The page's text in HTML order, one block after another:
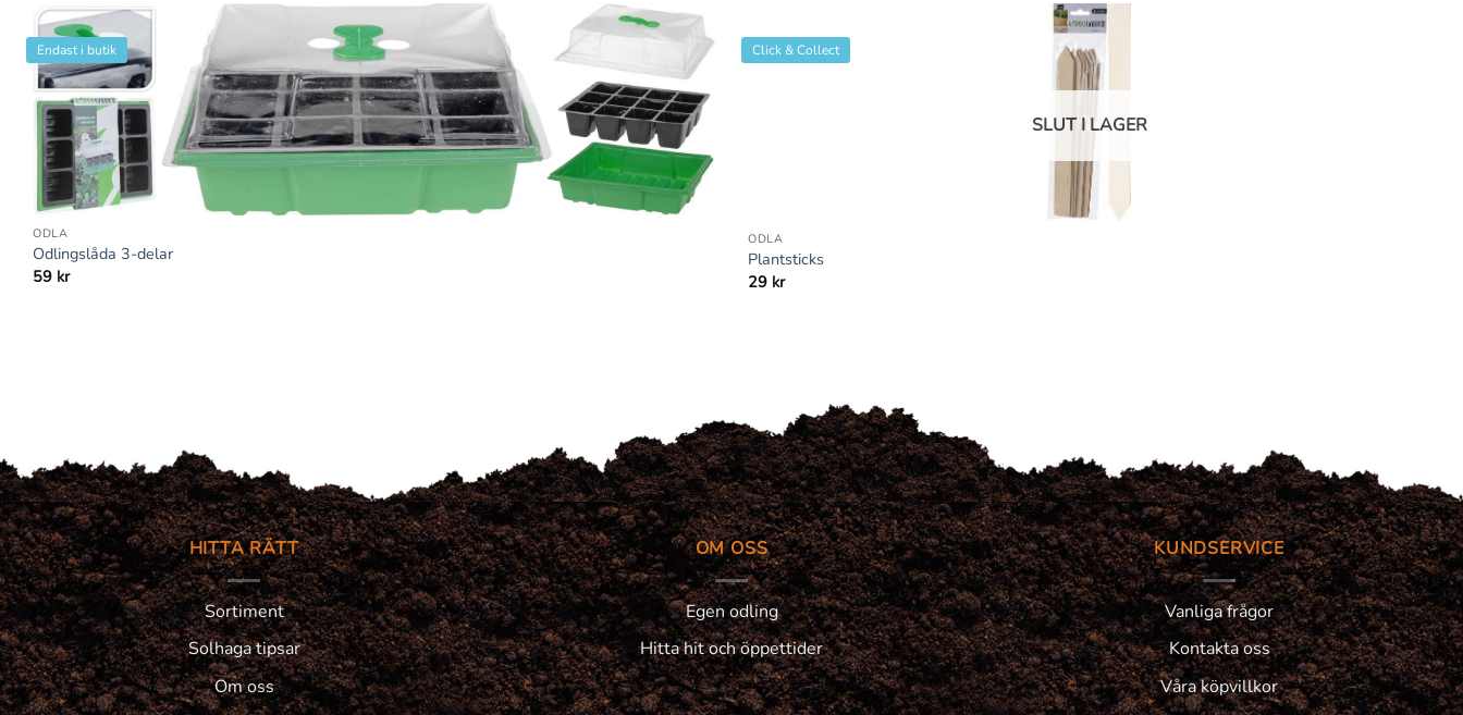
Endast i butik
ODLA
Odlingslåda 3-delar
59 kr
Click & Collect
SLUT I LAGER
ODLA
Plantsticks
29 kr
HITTA RÄTT
Sortiment
Solhaga tipsar
Om oss
OM OSS
Egen odling
Hitta hit och öppettider
KUNDSERVICE
Vanliga frågor
Kontakta oss
Våra köpvillkor